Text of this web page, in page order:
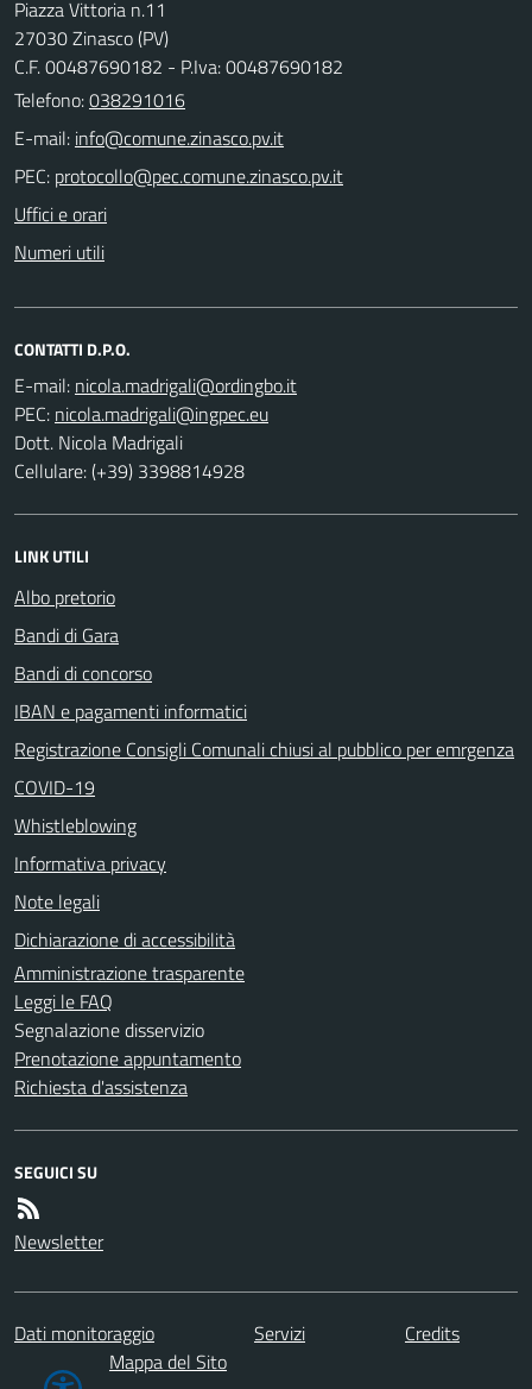
Piazza Vittoria n.11
27030 Zinasco (PV)
C.F. 00487690182 - P.Iva: 00487690182
Telefono:038291016
E-mail:
PEC:
Uffici e orari
Numeri utili
CONTATTI D.P.O.
E-mail:
PEC:
Dott. Nicola Madrigali
Cellulare: (+39) 3398814928
LINK UTILI
Albo pretorio
Bandi di Gara
Bandi di concorso
IBAN e pagamenti informatici
Registrazione Consigli Comunali chiusi al pubblico per emrgenza
COVID-19
Whistleblowing
Informativa privacy
Note legali
Dichiarazione di accessibilità
Amministrazione trasparente
Leggi le FAQ
Segnalazione disservizio
Prenotazione appuntamento
Richiesta d'assistenza
SEGUICI SU
Newsletter
Dati monitoraggio Servizi
Credits
Mappa del Sito